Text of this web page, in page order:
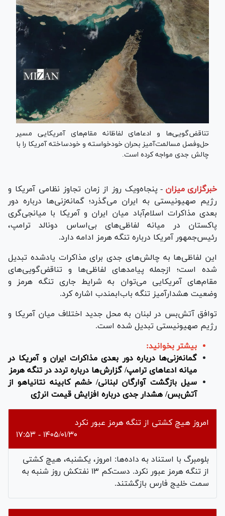
تناقض‌گویی‌ها و ادعاهای لفاظانه مقام‌های آمریکایی مسیر
حل‌وفصل مسالمت‌آمیز بحران خودخواسته و خودساخته آمریکا را با
چالش جدی مواجه کرده است.
خبرگزاری میزان - پنجاه‌ویک روز از زمان تجاوز نظامی آمریکا و
رژیم صهیونیستی به ایران می‌گذرد؛ گمانه‌زنی‌ها درباره دور
بعدی مذاکرات اسلام‌آباد میان ایران و آمریکا با میانجی‌گری
پاکستان در میانه لفاظی‌های بی‌اساس دونالد ترامپ،
رئیس‌جمهور آمریکا درباره تنگه هرمز ادامه دارد.
این لفاظی‌ها به چالش‌های جدی برای مذاکرات یادشده تبدیل
شده است؛ ازجمله پیامدهای لفاظی‌ها و تناقض‌گویی‌های
مقام‌های آمریکایی می‌توان به شرایط جاری تنگه هرمز و
وضعیت هشدارآمیز تنگه باب‌ابمندب اشاره کرد.
توافق آتش‌بس در لبنان به محل جدید اختلاف میان آمریکا و
رژیم صهیونیستی تبدیل شده است.
بیشتر بخوانید:
گمانه‌زنی‌ها درباره دور بعدی مذاکرات ایران و آمریکا در
میانه ادعا‌های ترامپ/ گزارش‌ها درباره تردد در تنگه هرمز
سیل بازگشت آوارگان لبنانی/ خشم کابینه نتانیاهو از
آتش‌بس/ هشدار جدی درباره افزایش قیمت انرژی
امروز هیچ کشتی از تنگه هرمز عبور نکرد
۱۴۰۵/۰۱/۳۰ - ۱۷:۵۳
بلومبرگ با استناد به داده‌ها: امروز، یکشنبه، هیچ کشتی
از تنگه هرمز عبور نکرد. دست‌کم ۱۳ نفتکش روز شنبه به
سمت خلیج فارس بازگشتند.